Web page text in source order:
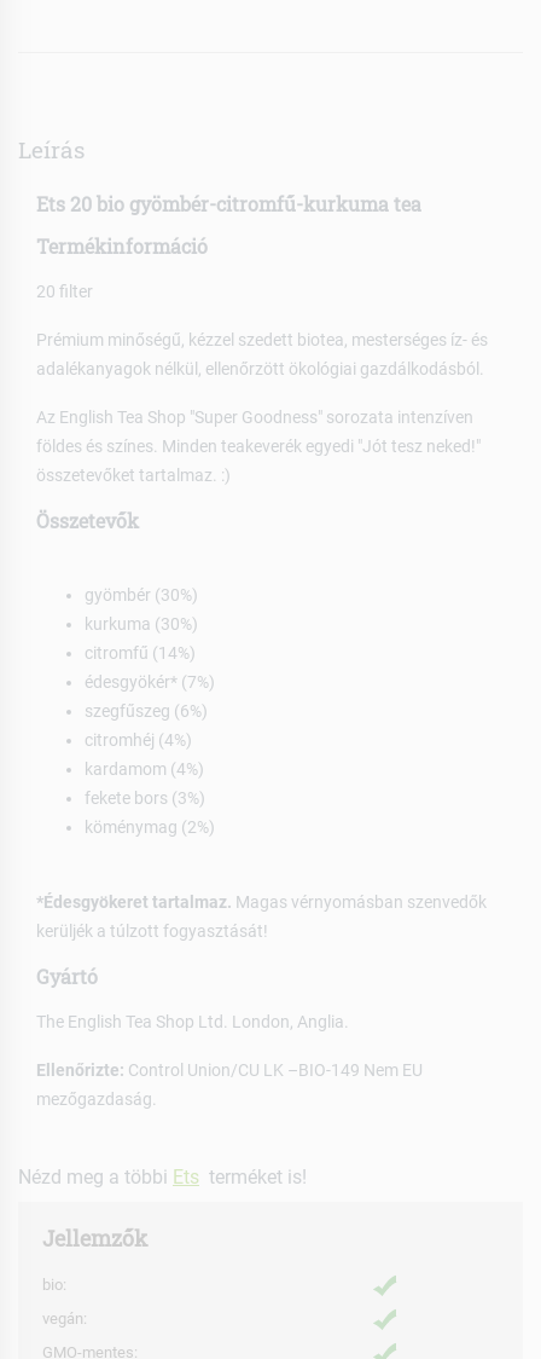
Leírás
Ets 20 bio gyömbér-citromfű-kurkuma tea
Termékinformáció
20 filter
Prémium minőségű, kézzel szedett biotea, mesterséges íz- és
adalékanyagok nélkül, ellenőrzött ökológiai gazdálkodásból.
Az English Tea Shop "Super Goodness" sorozata intenzíven
földes és színes. Minden teakeverék egyedi "Jót tesz neked!"
összetevőket tartalmaz. :)
Összetevők
gyömbér (30%)
kurkuma (30%)
citromfű (14%)
édesgyökér* (7%)
szegfűszeg (6%)
citromhéj (4%)
kardamom (4%)
fekete bors (3%)
köménymag (2%)
*Édesgyökeret tartalmaz. Magas vérnyomásban szenvedők
kerüljék a túlzott fogyasztását!
Gyártó
The English Tea Shop Ltd. London, Anglia.
Ellenőrizte: Control Union/CU LK –BIO-149 Nem EU
mezőgazdaság.
Nézd meg a többi Ets terméket is!
Jellemzők
bio:
vegán:
GMO-mentes: